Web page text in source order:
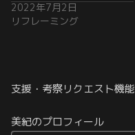
2022年7月2日
リフレーミング
支援・考察リクエスト機能
美紀のプロフィール